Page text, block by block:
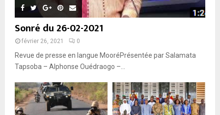
Sonré du 26-02-2021
février 26, 2021 0
Revue de presse en langue MooréPrésentée par Salamata
Tapsoba – Alphonse Ouédraogo –...